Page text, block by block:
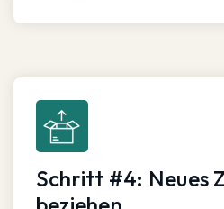
Schritt #4: Neues